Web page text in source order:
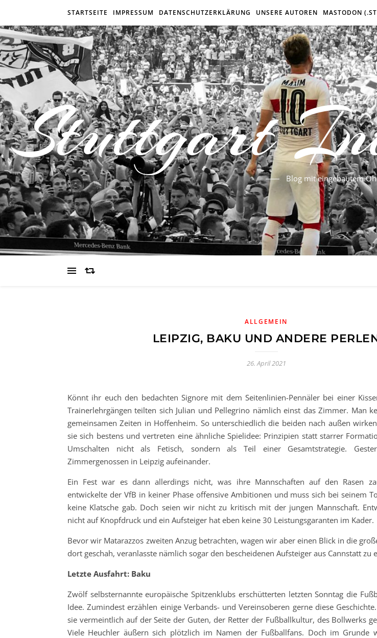
STARTSEITE IMPRESSUM DATENSCHUTZERKLÄRUNG UNSERE AUTOREN MASTODON
Stuttgart Blog mit eingebautem
ALLGEMEIN
LEIPZIG, BAKU UND ANDERE
26. April 2021
Könnt ihr euch den bedachten Signore mit dem Seitenlinien-Pennäler bei einer
Trainerlehrgängen teilten sich Julian und Pellegrino nämlich einst das Zimmer. Man
gemeinsamen Zeiten in Hoffenheim. So unterschiedlich die beiden nach außen
sie sich bestens und vertreten eine ähnliche Spielidee: Prinzipien statt starrer
Umschalten nicht als Fetisch, sondern als Teil einer Gesamtstrategie.
Zimmergenossen in Leipzig aufeinander.
Ein Fest war es dann allerdings nicht, was ihre Mannschaften auf den Rasen
entwickelte der VfB in keiner Phase offensive Ambitionen und muss sich bei seinem
keine Klatsche gab. Doch seien wir nicht zu kritisch mit der jungen Mannschaft.
nicht auf Knopfdruck und ein Aufsteiger hat eben keine 30 Leistungsgaranten im Kader.
Bevor wir Matarazzos zweiten Anzug betrachten, wagen wir aber einen Blick in die
dort geschah, veranlasste nämlich sogar den bescheidenen Aufsteiger aus Cannstatt zu
Letzte Ausfahrt: Baku
Zwölf selbsternannte europäische Spitzenklubs erschütterten letzten Sonntag die
Idee. Zumindest erzählen einige Verbands- und Vereinsoberen gerne diese
sie vermeintlich auf der Seite der Guten, der Retter der Fußballkultur, des Bollwerks
Viele Heuchler äußern sich plötzlich im Namen der Fußballfans. Doch im Grunde